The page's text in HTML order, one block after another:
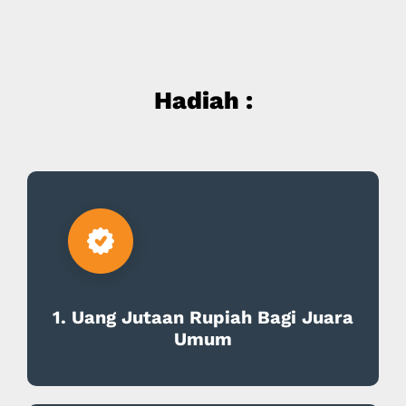
Hadiah :
1. Uang Jutaan Rupiah Bagi Juara
Umum